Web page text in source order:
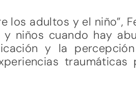
los adultos y el niño”,
niños cuando hay
y la